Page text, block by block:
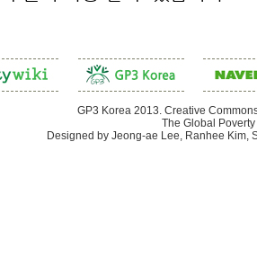
GP3 Korea 2013. Creative
The Global
Designed by Jeong-ae Lee, Ranhee Kim,